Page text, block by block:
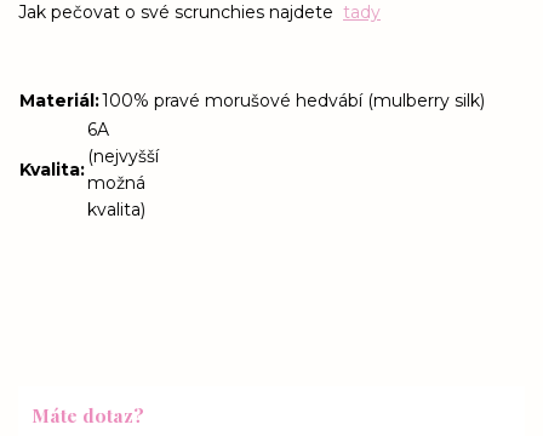
Jak pečovat o své scrunchies najdete tady
Materiál:100% pravé morušové hedvábí (mulberry silk)
Kvalita:
6A
(nejvyšší
možná
kvalita)
Máte dotaz?